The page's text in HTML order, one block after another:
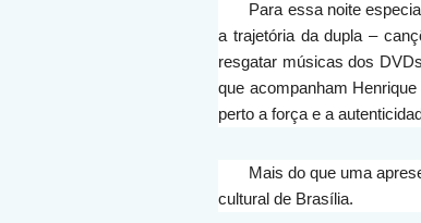
Para essa noite
a trajetória da dupla –
resgatar músicas dos
que acompanham
perto a força e a
Mais do que uma
cultural de Brasília.